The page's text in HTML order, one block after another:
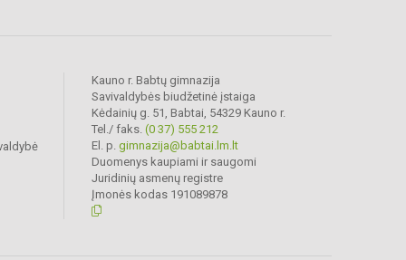
Kauno r. Babtų gimnazija
Savivaldybės biudžetinė įstaiga
Kėdainių g. 51, Babtai, 54329 Kauno r.
Tel./ faks. (0 37) 555 212
El. p. gimnazija@babtai.lm.lt
Duomenys kaupiami ir saugomi
Juridinių asmenų registre
Įmonės kodas 191089878